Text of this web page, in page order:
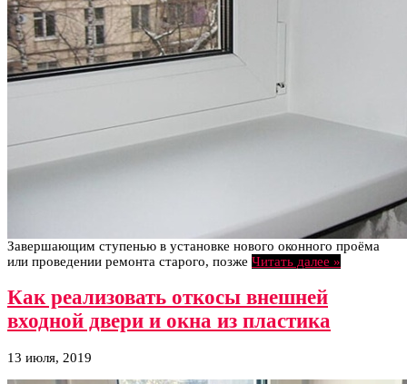
Завершающим ступенью в установке нового оконного проёма
или проведении ремонта старого, позже Читать далее »
Как реализовать откосы внешней
входной двери и окна из пластика
13 июля, 2019